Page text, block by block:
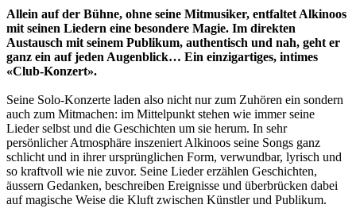
Allein auf der Bühne, ohne seine Mitmusiker, entfaltet Alkinoos
mit seinen Liedern eine besondere Magie. Im direkten
Austausch mit seinem Publikum, authentisch und nah, geht er
ganz ein auf jeden Augenblick… Ein einzigartiges, intimes
«Club-Konzert».
Seine Solo-Konzerte laden also nicht nur zum Zuhören ein sondern
auch zum Mitmachen: im Mittelpunkt stehen wie immer seine
Lieder selbst und die Geschichten um sie herum. In sehr
persönlicher Atmosphäre inszeniert Alkinoos seine Songs ganz
schlicht und in ihrer ursprünglichen Form, verwundbar, lyrisch und
so kraftvoll wie nie zuvor. Seine Lieder erzählen Geschichten,
äussern Gedanken, beschreiben Ereignisse und überbrücken dabei
auf magische Weise die Kluft zwischen Künstler und Publikum.